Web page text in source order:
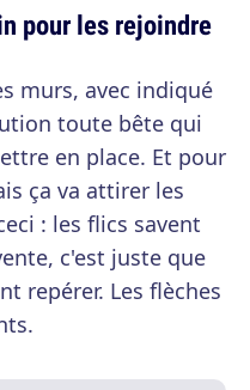
pour les rejoindre
murs, avec indiqué
toute bête qui
en place. Et pour
ça va attirer les
: les flics savent
c'est juste que
repérer. Les flèches